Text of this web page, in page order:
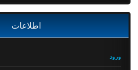
اطلاعات
ورود